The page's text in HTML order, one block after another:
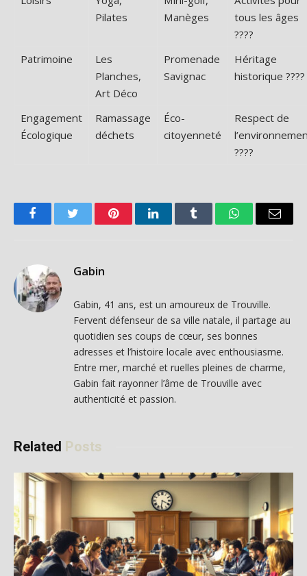
Pilates
Manèges
tous les âges
????
Patrimoine
Les
Planches,
Art Déco
Promenade
Savignac
Héritage
historique ????️
Engagement
Écologique
Ramassage
déchets
Éco-
citoyenneté
Respect de
????
FacebookTwitter PinterestLinkedInTumblr WhatsAppEmail
Gabin
Gabin, 41 ans, est un amoureux de Trouville.
Fervent défenseur de sa ville natale, il partage au
quotidien ses coups de cœur, ses bonnes
adresses et l’histoire locale avec enthousiasme.
Entre mer, marché et ruelles pleines de charme,
Gabin fait rayonner l’âme de Trouville avec
authenticité et passion.
Related Posts